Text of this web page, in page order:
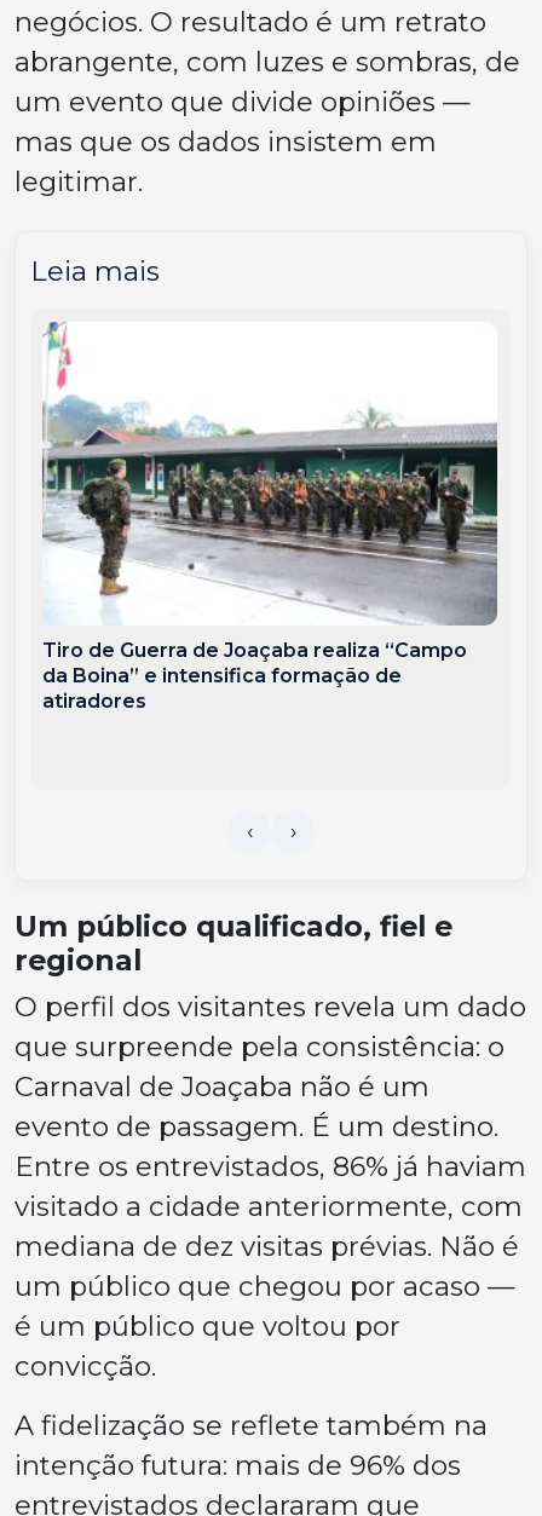
negócios. O resultado é um retrato
abrangente, com luzes e sombras, de
um evento que divide opiniões —
mas que os dados insistem em
legitimar.
Leia mais
Tiro de Guerra de Joaçaba realiza “Campo
da Boina” e intensifica formação de
atiradores
Um público qualificado, fiel e
regional
O perfil dos visitantes revela um dado
que surpreende pela consistência: o
Carnaval de Joaçaba não é um
evento de passagem. É um destino.
Entre os entrevistados, 86% já haviam
visitado a cidade anteriormente, com
mediana de dez visitas prévias. Não é
um público que chegou por acaso —
é um público que voltou por
convicção.
A fidelização se reflete também na
intenção futura: mais de 96% dos
entrevistados declararam que